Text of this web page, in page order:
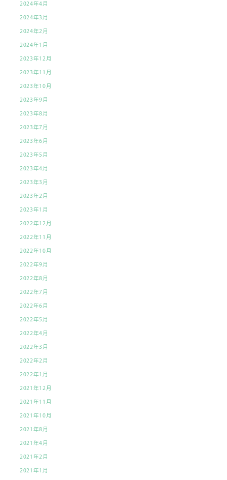
2024年4月
2024年3月
2024年2月
2024年1月
2023年12月
2023年11月
2023年10月
2023年9月
2023年8月
2023年7月
2023年6月
2023年5月
2023年4月
2023年3月
2023年2月
2023年1月
2022年12月
2022年11月
2022年10月
2022年9月
2022年8月
2022年7月
2022年6月
2022年5月
2022年4月
2022年3月
2022年2月
2022年1月
2021年12月
2021年11月
2021年10月
2021年8月
2021年4月
2021年2月
2021年1月